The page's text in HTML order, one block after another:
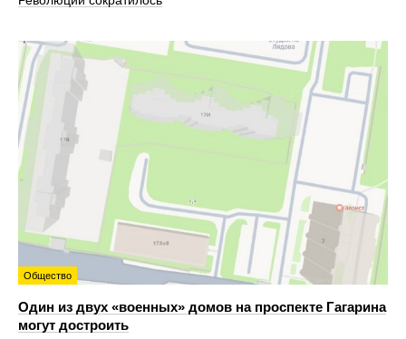
Общество
Один из двух «военных» домов на проспекте Гагарина
могут достроить